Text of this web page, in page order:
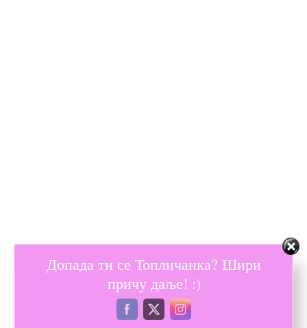
Допада ти се Топличанка? Шири
причу даље! :)